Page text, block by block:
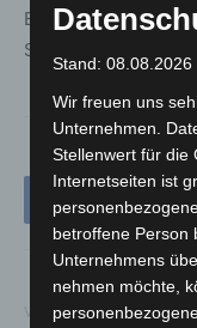
Brandursache
Schadens sind noch
Vorheriger Artikel
Stand: 08.08.2026
Wir freuen uns
Unternehmen.
Stellenwert für die
Internetseiten ist
betroffene Person
Unternehmens
nehmen möchte,